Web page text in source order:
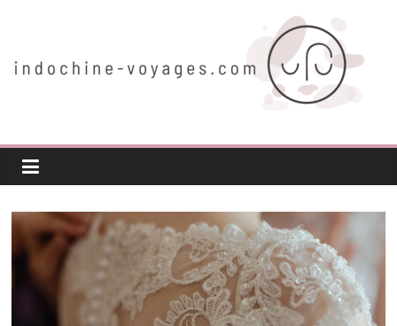
indochine-
voyages.com
Voyager